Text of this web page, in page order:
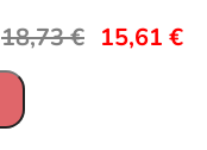
18,73€ 15,61 €